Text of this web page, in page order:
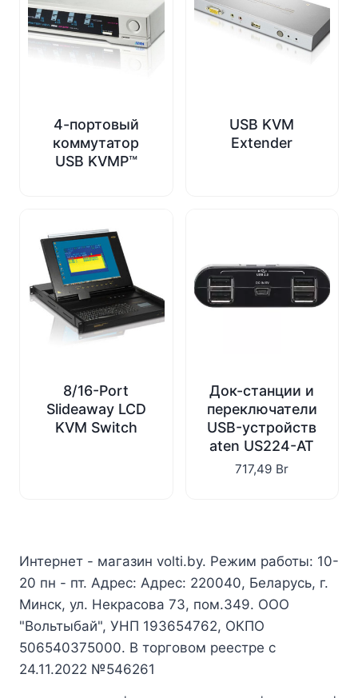
4-портовый
коммутатор
USB KVMP™
USB KVM
Extender
8/16-Port
Slideaway LCD
KVM Switch
Док-станции и
переключатели
USB-устройств
aten US224-AT
717,49 Br
Интернет - магазин volti.by. Режим работы: 10-
20 пн - пт. Адрес: Адрес: 220040, Беларусь, г.
Минск, ул. Некрасова 73, пом.349. ООО
"Вольтыбай", УНП 193654762, ОКПО
506540375000. В торговом реестре с
24.11.2022 №546261